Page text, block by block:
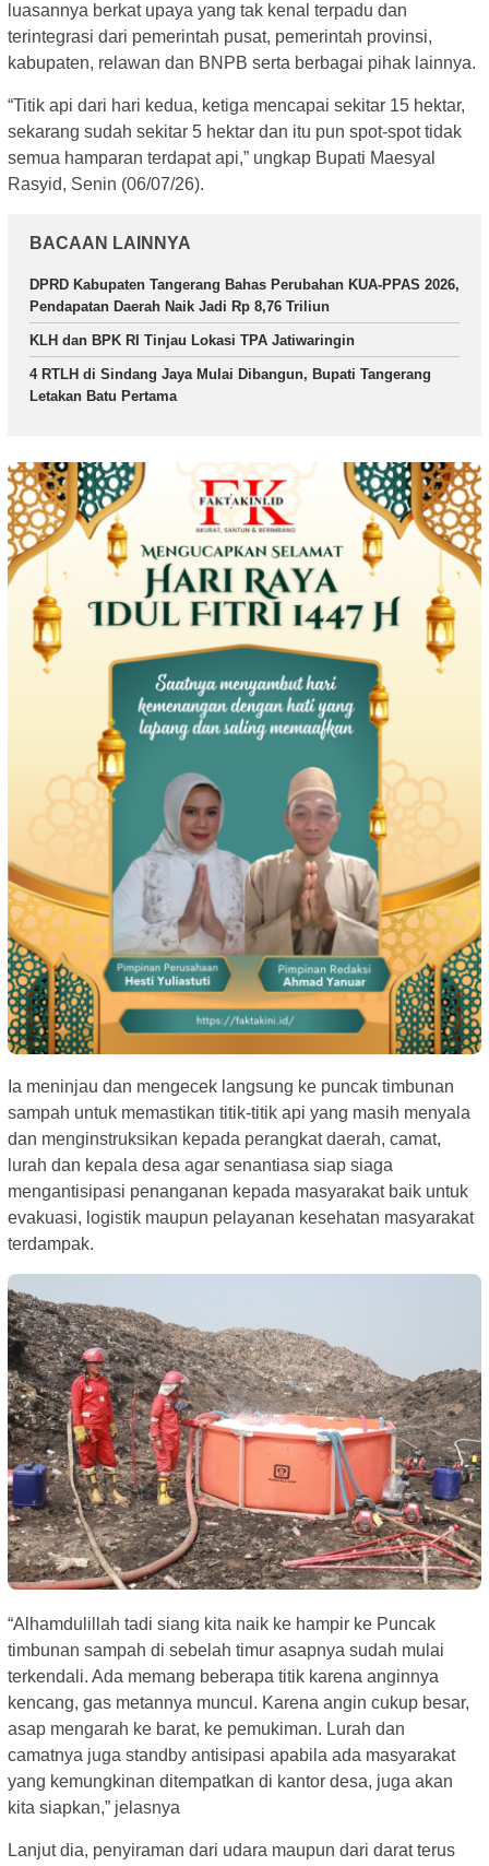
luasannya berkat upaya yang tak kenal terpadu dan
terintegrasi dari pemerintah pusat, pemerintah provinsi,
kabupaten, relawan dan BNPB serta berbagai pihak lainnya.
“Titik api dari hari kedua, ketiga mencapai sekitar 15 hektar,
sekarang sudah sekitar 5 hektar dan itu pun spot-spot tidak
semua hamparan terdapat api,” ungkap Bupati Maesyal
Rasyid, Senin (06/07/26).
BACAAN LAINNYA
DPRD Kabupaten Tangerang Bahas Perubahan KUA-PPAS 2026,
Pendapatan Daerah Naik Jadi Rp 8,76 Triliun
KLH dan BPK RI Tinjau Lokasi TPA Jatiwaringin
4 RTLH di Sindang Jaya Mulai Dibangun, Bupati Tangerang
Letakan Batu Pertama
Ia meninjau dan mengecek langsung ke puncak timbunan
sampah untuk memastikan titik-titik api yang masih menyala
dan menginstruksikan kepada perangkat daerah, camat,
lurah dan kepala desa agar senantiasa siap siaga
mengantisipasi penanganan kepada masyarakat baik untuk
evakuasi, logistik maupun pelayanan kesehatan masyarakat
terdampak.
“Alhamdulillah tadi siang kita naik ke hampir ke Puncak
timbunan sampah di sebelah timur asapnya sudah mulai
terkendali. Ada memang beberapa titik karena anginnya
kencang, gas metannya muncul. Karena angin cukup besar,
asap mengarah ke barat, ke pemukiman. Lurah dan
camatnya juga standby antisipasi apabila ada masyarakat
yang kemungkinan ditempatkan di kantor desa, juga akan
kita siapkan,” jelasnya
Lanjut dia, penyiraman dari udara maupun dari darat terus